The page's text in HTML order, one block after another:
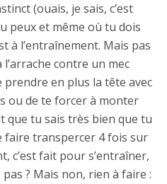
(ouais, je sais, c’est
peux et même où tu dois
à l’entraînement. Mais pas
l’arrache contre un mec
prendre en plus la tête avec
ou de te forcer à monter
que tu sais très bien que tu
faire transpercer 4 fois sur
c’est fait pour s’entraîner,
? Mais non, rien à faire :